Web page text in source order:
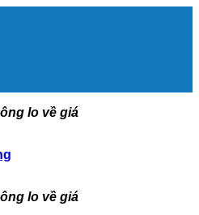
lo về giá
lo về giá